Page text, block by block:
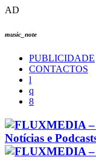
AD
music_note
PUBLICIDADE
CONTACTOS